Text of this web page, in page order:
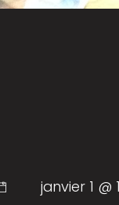
janvier 1 @